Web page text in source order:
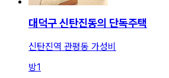
대덕구 신탄진동의 단독주택
신탄진역 관평동 가성비
방1